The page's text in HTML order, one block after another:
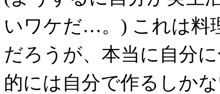
いワケだ…。) これは料
だろうが、本当に自分
的には自分で作るしか